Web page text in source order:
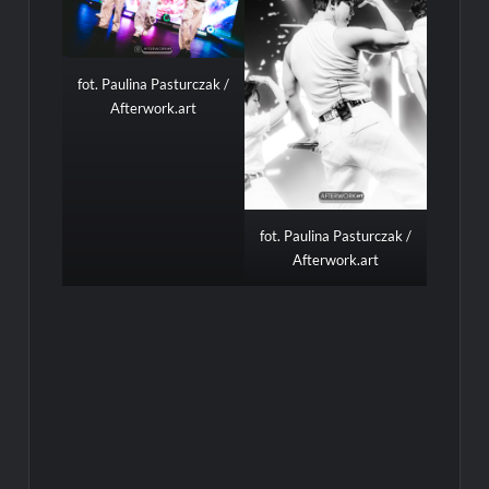
fot. Paulina Pasturczak /
Afterwork.art
fot. Paulina Pasturczak /
Afterwork.art